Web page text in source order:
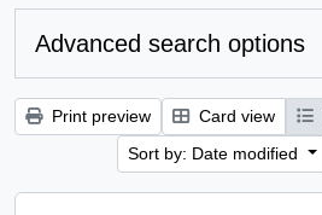
Advanced search options
Print preview Card view
Sort by: Date modified